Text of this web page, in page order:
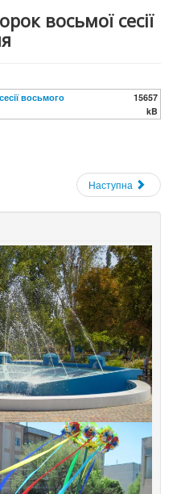
восьмої сесії
восьмого
15657
kB
Наступна